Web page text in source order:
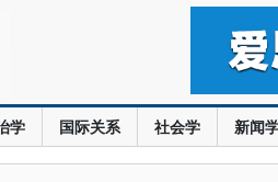
学 国际关系 社会学 新闻